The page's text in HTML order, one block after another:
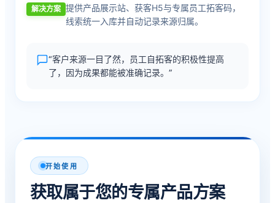
解决方案 提供产品展示站、获客H5与专属员工拓客码，
线索统一入库并自动记录来源归属。
“客户来源一目了然，员工自拓客的积极性提高
了，因为成果都能被准确记录。”
开始使用
获取属于您的专属产品方案